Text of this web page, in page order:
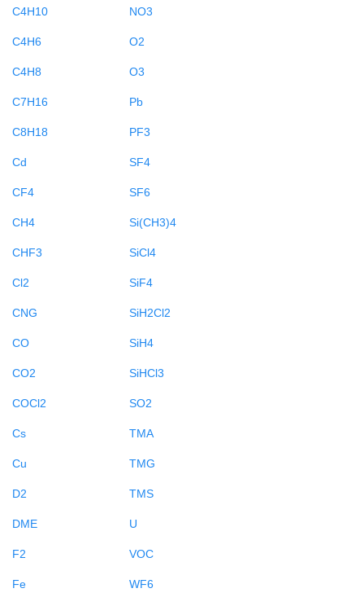
C4H10
C4H6
C4H8
C7H16
C8H18
Cd
CF4
CH4
CHF3
Cl2
CNG
CO
CO2
COCl2
Cs
Cu
D2
DME
F2
Fe
NO3
O2
O3
Pb
PF3
SF4
SF6
Si(CH3)4
SiCl4
SiF4
SiH2Cl2
SiH4
SiHCl3
SO2
TMA
TMG
TMS
U
VOC
WF6